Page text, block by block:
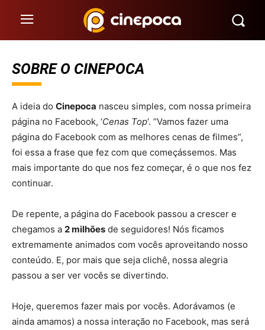
SOBRE O CINEPOCA
A ideia do Cinepoca nasceu simples, com nossa primeira
página no Facebook, ‘Cenas Top‘. “Vamos fazer uma
página do Facebook com as melhores cenas de filmes”,
foi essa a frase que fez com que começássemos. Mas
mais importante do que nos fez começar, é o que nos fez
continuar.
De repente, a página do Facebook passou a crescer e
chegamos a 2 milhões de seguidores! Nós ficamos
extremamente animados com vocês aproveitando nosso
conteúdo. E, por mais que seja clichê, nossa alegria
passou a ser ver vocês se divertindo.
Hoje, queremos fazer mais por vocês. Adorávamos (e
ainda amamos) a nossa interação no Facebook, mas será